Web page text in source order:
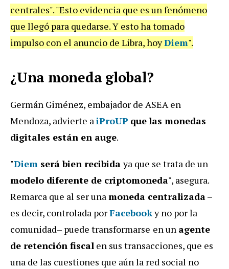
centrales". "Esto evidencia que es un fenómeno
que llegó para quedarse. Y esto ha tomado
impulso con el anuncio de Libra, hoyDiem".
¿Una moneda global?
Germán Giménez, embajador de ASEA en
Mendoza, advierte a iProUP quelas monedas
digitales están en auge.
"Diem será bien recibidaya que se trata de un
modelo diferente de criptomoneda", asegura.
Remarca que al ser una moneda centralizada –
es decir, controlada porFacebooky no por la
comunidad– puede transformarse en un agente
de retención fiscal en sus transacciones, que es
una de las cuestiones que aún la red social no